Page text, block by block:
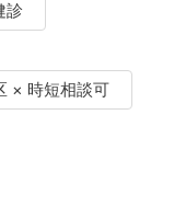
診
× 時短相談可